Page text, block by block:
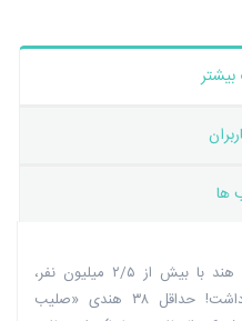
ها
در جنگ جهانی دوم ارتش داوطلبان هند با بیش از ۲/۵ میلیون نفر،
بزرگترین ارتش داوطلب جهان را داشت! حداقل ۳۸ هندی «صلیب